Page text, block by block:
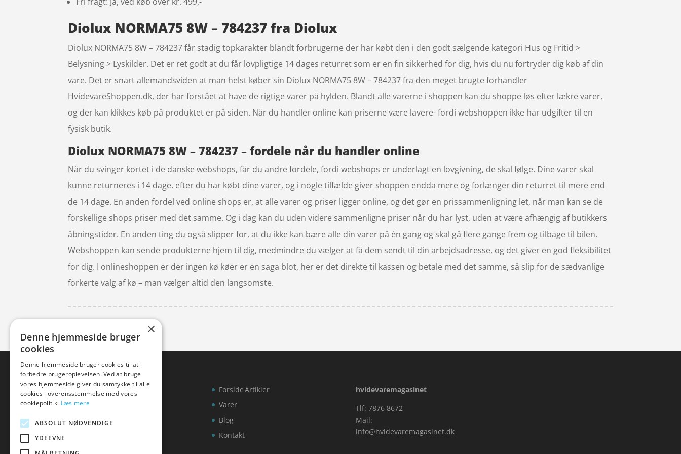
Diolux NORMA75 8W – 784237 fra Diolux
Diolux NORMA75 8W – 784237 får stadig topkarakter blandt forbrugerne der har købt den i den godt sælgende kategori Hus og Fritid >
Belysning > Lyskilder. Det er ret godt at du får lovpligtige 14 dages returret som er en fin sikkerhed for dig, hvis du nu fortryder dig køb af din
vare. Det er snart allemandsviden at man helst køber sin Diolux NORMA75 8W – 784237 fra den meget brugte forhandler
HvidevareShoppen.dk, der har forstået at have de rigtige varer på hylden. Blandt alle varerne i shoppen kan du shoppe løs efter lækre varer,
og der kan klikkes køb på produktet er på siden. Når du handler online kan priserne være lavere- fordi webshoppen ikke har udgifter til en
fysisk butik.
Diolux NORMA75 8W – 784237 – fordele når du handler online
Når du svinger kortet i de danske webshops, får du andre fordele, fordi webshops er underlagt en lovgivning, de skal følge. Dine varer skal
kunne returneres i 14 dage. efter du har købt dine varer, og i nogle tilfælde giver shoppen endda mere og forlænger din returret til mere end
de 14 dage. En anden fordel ved online shops er, at alle varer og priser ligger online, og det gør en prissammenligning let, når man kan se de
forskellige shops priser med det samme. Og i dag kan du uden videre sammenligne priser når du har lyst, uden at være afhængig af butikkers
åbningstider. En anden ting du også slipper for, at du ikke kan bære alle din varer på én gang og skal gå flere gange frem og tilbage til bilen.
Webshoppen kan sende produkterne hjem til dig, medmindre du vælger at få dem sendt til din arbejdsadresse, og det giver en god fleksibilitet
for dig. I onlineshoppen er der ingen kø køer er en saga blot, her er det direkte til kassen og betale med det samme, så slip for de sædvanlige
forkerte valg af kø – man vælger altid den langsomste.
Forside
Varer
Blog
Kontakt
Artikler
hvidevaremagasinet
Tlf: 7876 8672
Mail:
info@hvidevaremagasinet.dk
×
Denne hjemmeside bruger
cookies
Denne hjemmeside bruger cookies til at
forbedre brugeroplevelsen. Ved at bruge
vores hjemmeside giver du samtykke til alle
cookies i overensstemmelse med vores
cookiepolitik. Læs mere
ABSOLUT NØDVENDIGE
YDEEVNE